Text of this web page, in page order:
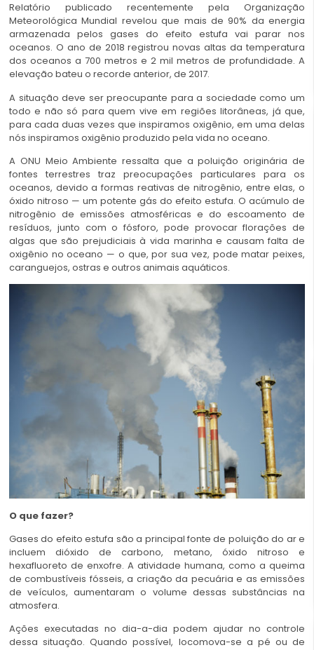
Relatório publicado recentemente pela Organização
Meteorológica Mundial revelou que mais de 90% da energia
armazenada pelos gases do efeito estufa vai parar nos
oceanos. O ano de 2018 registrou novas altas da temperatura
dos oceanos a 700 metros e 2 mil metros de profundidade. A
elevação bateu o recorde anterior, de 2017.
A situação deve ser preocupante para a sociedade como um
todo e não só para quem vive em regiões litorâneas, já que,
para cada duas vezes que inspiramos oxigênio, em uma delas
nós inspiramos oxigênio produzido pela vida no oceano.
A ONU Meio Ambiente ressalta que a poluição originária de
fontes terrestres traz preocupações particulares para os
oceanos, devido a formas reativas de nitrogênio, entre elas, o
óxido nitroso — um potente gás do efeito estufa. O acúmulo de
nitrogênio de emissões atmosféricas e do escoamento de
resíduos, junto com o fósforo, pode provocar florações de
algas que são prejudiciais à vida marinha e causam falta de
oxigênio no oceano — o que, por sua vez, pode matar peixes,
caranguejos, ostras e outros animais aquáticos.
O que fazer?
Gases do efeito estufa são a principal fonte de poluição do ar e
incluem dióxido de carbono, metano, óxido nitroso e
hexafluoreto de enxofre. A atividade humana, como a queima
de combustíveis fósseis, a criação da pecuária e as emissões
de veículos, aumentaram o volume dessas substâncias na
atmosfera.
Ações executadas no dia-a-dia podem ajudar no controle
dessa situação. Quando possível, locomova-se a pé ou de